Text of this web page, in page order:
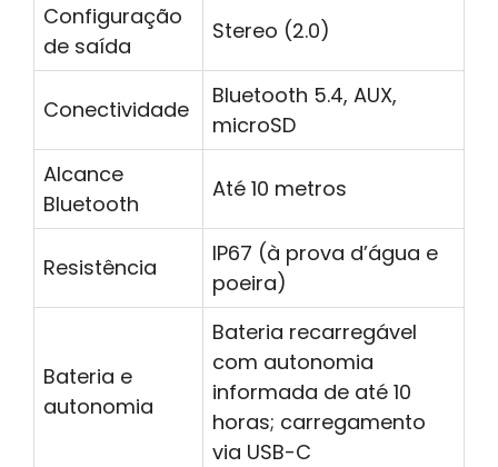
Configuração
de saída
Stereo (2.0)
Conectividade
Bluetooth 5.4, AUX,
microSD
Alcance
Bluetooth
Até 10 metros
Resistência
IP67 (à prova d’água e
poeira)
Bateria e
autonomia
Bateria recarregável
com autonomia
informada de até 10
horas; carregamento
via USB-C